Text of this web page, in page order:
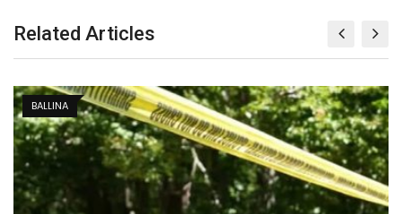
Related Articles
KOSOVË